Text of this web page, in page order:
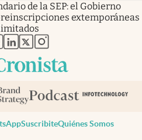
de la SEP: el Gobierno
extemporáneas
en nueva pestaña
abre en nueva pestaña
abre en nueva pestaña
abre en nueva pestaña
abre en nueva pestaña
SuscribiteQuiénes Somos